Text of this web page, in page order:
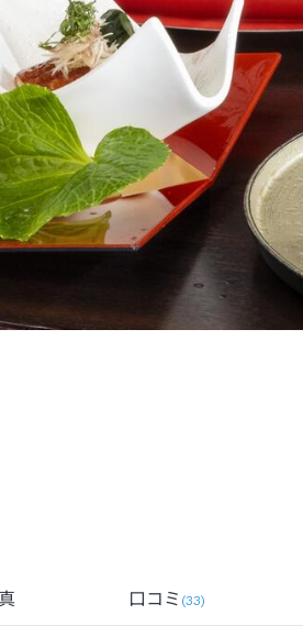
口コミ (33)